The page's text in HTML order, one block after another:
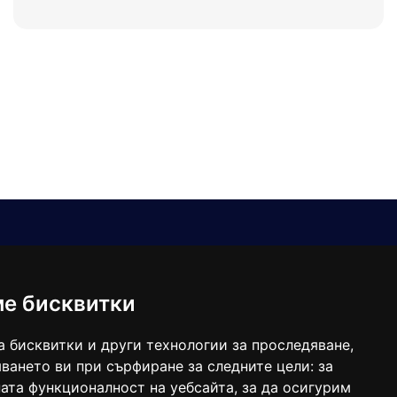
бисквитки
бисквитки и други технологии за проследяване,
ви при сърфиране за следните цели: за
функционалност на уебсайта, за да осигурим
balgarkanews@gmail.com